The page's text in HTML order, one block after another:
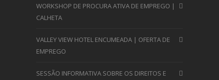
WORKSHOP DE PROCURA ATIVA DE EMPREGO |
CALHETA
VALLEY VIEW HOTEL ENCUMEADA | OFERTA DE
EMPREGO
SESSÃO INFORMATIVA SOBRE OS DIREITOS E